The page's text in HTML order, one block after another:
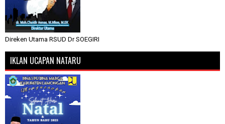
Direken Utama RSUD Dr SOEGIRI
IKLAN UCAPAN NATARU